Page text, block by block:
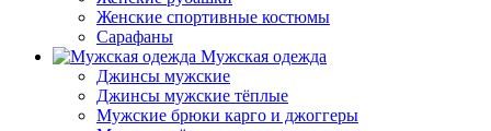
Женские спортивные костюмы
Сарафаны
Мужская одежда
Джинсы мужские
Джинсы мужские тёплые
Мужские брюки карго и джоггеры